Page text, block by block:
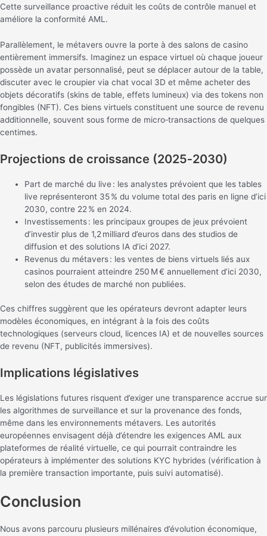
Cette surveillance proactive réduit les coûts de contrôle manuel et
améliore la conformité AML.
Parallèlement, le métavers ouvre la porte à des salons de casino
entièrement immersifs. Imaginez un espace virtuel où chaque joueur
possède un avatar personnalisé, peut se déplacer autour de la table,
discuter avec le croupier via chat vocal 3D et même acheter des
objets décoratifs (skins de table, effets lumineux) via des tokens non
fongibles (NFT). Ces biens virtuels constituent une source de revenu
additionnelle, souvent sous forme de micro‑transactions de quelques
centimes.
Projections de croissance (2025‑2030)
Part de marché du live : les analystes prévoient que les tables
live représenteront 35 % du volume total des paris en ligne d’ici
2030, contre 22 % en 2024.
Investissements : les principaux groupes de jeux prévoient
d’investir plus de 1,2 milliard d’euros dans des studios de
diffusion et des solutions IA d’ici 2027.
Revenus du métavers : les ventes de biens virtuels liés aux
casinos pourraient atteindre 250 M € annuellement d’ici 2030,
selon des études de marché non publiées.
Ces chiffres suggèrent que les opérateurs devront adapter leurs
modèles économiques, en intégrant à la fois des coûts
technologiques (serveurs cloud, licences IA) et de nouvelles sources
de revenu (NFT, publicités immersives).
Implications législatives
Les législations futures risquent d’exiger une transparence accrue sur
les algorithmes de surveillance et sur la provenance des fonds,
même dans les environnements métavers. Les autorités
européennes envisagent déjà d’étendre les exigences AML aux
plateformes de réalité virtuelle, ce qui pourrait contraindre les
opérateurs à implémenter des solutions KYC hybrides (vérification à
la première transaction importante, puis suivi automatisé).
Conclusion
Nous avons parcouru plusieurs millénaires d’évolution économique,